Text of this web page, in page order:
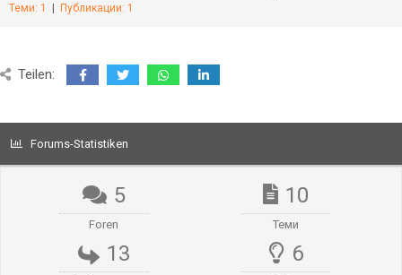
Теми: 1 Публикации: 1
Teilen:
Forums-Statistiken
5
Foren
10
Теми
13 6